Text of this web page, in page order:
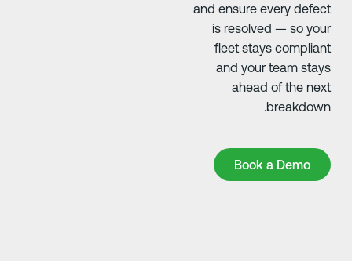
and ensure every
is resolved — so
fleet stays
and your team
ahead of the
Book a Demo
Book a